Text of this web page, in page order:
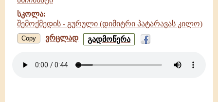
სკოლა:
შემოქმედის - გურული (დიმიტრი პატარავას კილო)
Copy ვრცლად საუკუნოდ
იყავ
ანჩისხატი
გადმოწერა